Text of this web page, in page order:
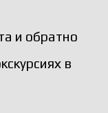
и обратно
в